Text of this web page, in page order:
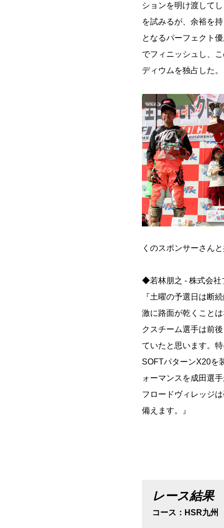
ションを明け渡して
を試みるが、余裕を
となるパーフェクト
でフィニッシュし、
ディウムを独占した。
くのスポンサーさん
◆若林朋之 - 株式会社
『土曜の予選日は断
激に路面が乾くこと
クスチーム選手は前
ていたと思います。
SOFTパターンX20を
ォーマンスを成田選
フロードヴィレッジ
備えます。』
レース結果
コース：HSR九州